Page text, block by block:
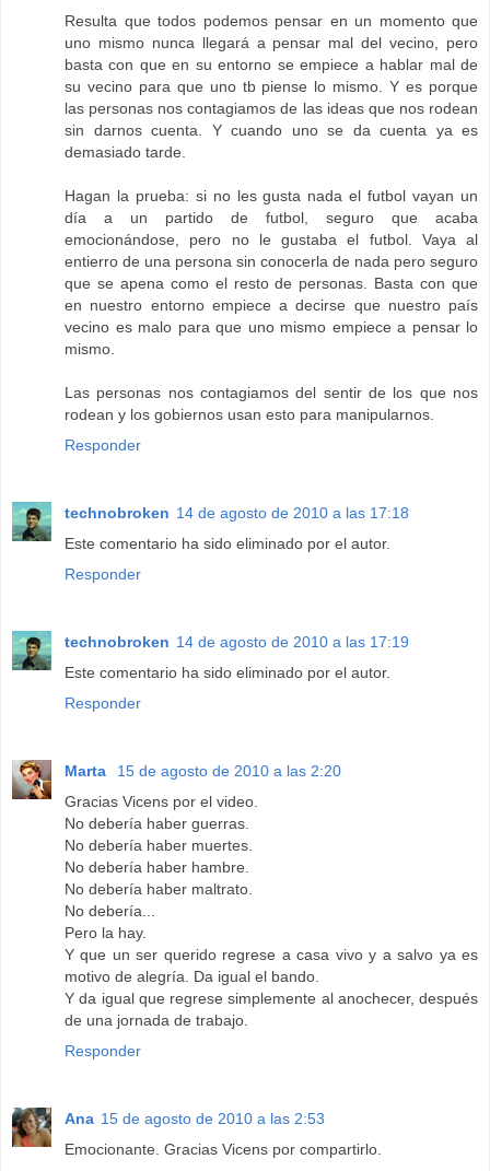
Resulta que todos podemos pensar en un momento que
uno mismo nunca llegará a pensar mal del vecino, pero
basta con que en su entorno se empiece a hablar mal de
su vecino para que uno tb piense lo mismo. Y es porque
las personas nos contagiamos de las ideas que nos rodean
sin darnos cuenta. Y cuando uno se da cuenta ya es
demasiado tarde.
Hagan la prueba: si no les gusta nada el futbol vayan un
día a un partido de futbol, seguro que acaba
emocionándose, pero no le gustaba el futbol. Vaya al
entierro de una persona sin conocerla de nada pero seguro
que se apena como el resto de personas. Basta con que
en nuestro entorno empiece a decirse que nuestro país
vecino es malo para que uno mismo empiece a pensar lo
mismo.
Las personas nos contagiamos del sentir de los que nos
rodean y los gobiernos usan esto para manipularnos.
Responder
technobroken 14 de agosto de 2010 a las 17:18
Este comentario ha sido eliminado por el autor.
Responder
technobroken 14 de agosto de 2010 a las 17:19
Este comentario ha sido eliminado por el autor.
Responder
Marta
15 de agosto de 2010 a las 2:20
Gracias Vicens por el video.
No debería haber guerras.
No debería haber muertes.
No debería haber hambre.
No debería haber maltrato.
No debería...
Pero la hay.
Y que un ser querido regrese a casa vivo y a salvo ya es
motivo de alegría. Da igual el bando.
Y da igual que regrese simplemente al anochecer, después
de una jornada de trabajo.
Responder
Ana 15 de agosto de 2010 a las 2:53
Emocionante. Gracias Vicens por compartirlo.